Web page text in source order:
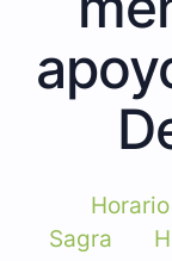
Sagra